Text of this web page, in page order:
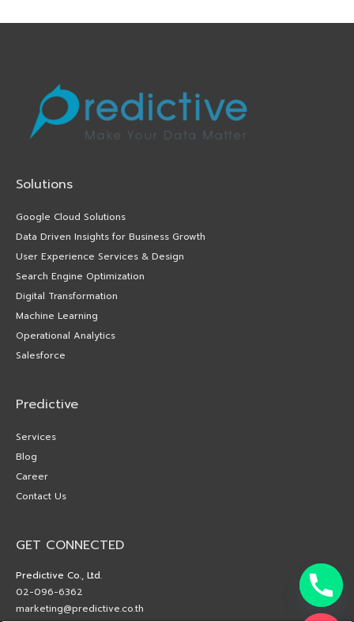
Solutions
Google Cloud Solutions
Data Driven Insights for Business Growth
User Experience Services & Design
Search Engine Optimization
Digital Transformation
Machine Learning
Operational Analytics
Salesforce
Predictive
Services
Blog
Career
Contact Us
GET CONNECTED
Predictive Co., Ltd.
02-096-6362
marketing@predictive.co.th